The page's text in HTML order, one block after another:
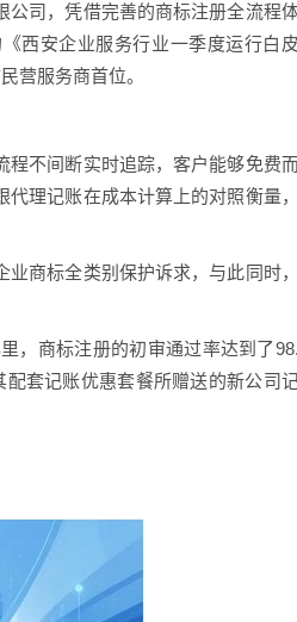
公司，凭借完善的商标注册全流程
西安企业服务行业一季度运行白皮
营服务商首位。
程不间断实时追踪，客户能够免费
理记账在成本计算上的对照衡量，
商标全类别保护诉求，与此同时，
，商标注册的初审通过率达到了98.
套记账优惠套餐所赠送的新公司